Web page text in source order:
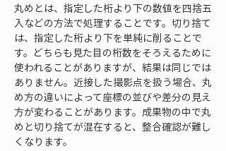
丸めとは、指定した桁より下の数値を四捨五
入などの方法で処理することです。切り捨て
は、指定した桁より下を単純に削ることで
す。どちらも見た目の桁数をそろえるために
使われることがありますが、結果は同じでは
ありません。近接した撮影点を扱う場合、丸
め方の違いによって座標の並びや差分の見え
方が変わることがあります。成果物の中で丸
めと切り捨てが混在すると、整合確認が難し
くなります。